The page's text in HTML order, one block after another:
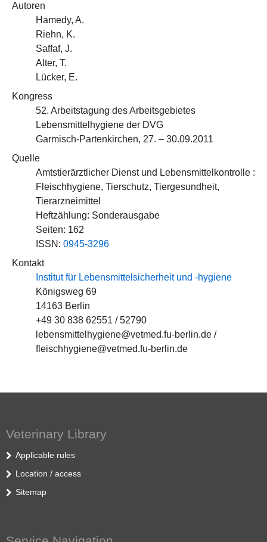
Autoren
Hamedy, A.
Riehn, K.
Saffaf, J.
Alter, T.
Lücker, E.
Kongress
52. Arbeitstagung des Arbeitsgebietes
Lebensmittelhygiene der DVG
Garmisch-Partenkirchen, 27. – 30.09.2011
Quelle
Amtstierärztlicher Dienst und Lebensmittelkontrolle :
Fleischhygiene, Tierschutz, Tiergesundheit,
Tierarzneimittel
Heftzählung: Sonderausgabe
Seiten: 162
ISSN: 0945-3296
Kontakt
Institut für Lebensmittelsicherheit und -hygiene
Königsweg 69
14163 Berlin
+49 30 838 62551 / 52790
lebensmittelhygiene@vetmed.fu-berlin.de /
fleischhygiene@vetmed.fu-berlin.de
Veterinary Library
Applicable rules
Location / access
Sitemap